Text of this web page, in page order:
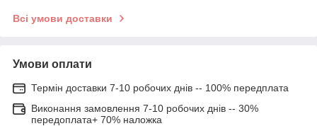
Всі умови доставки
Умови оплати
Термін доставки 7-10 робочих днів -- 100% передплата
Виконання замовлення 7-10 робочих днів -- 30%
передоплата+ 70% наложка